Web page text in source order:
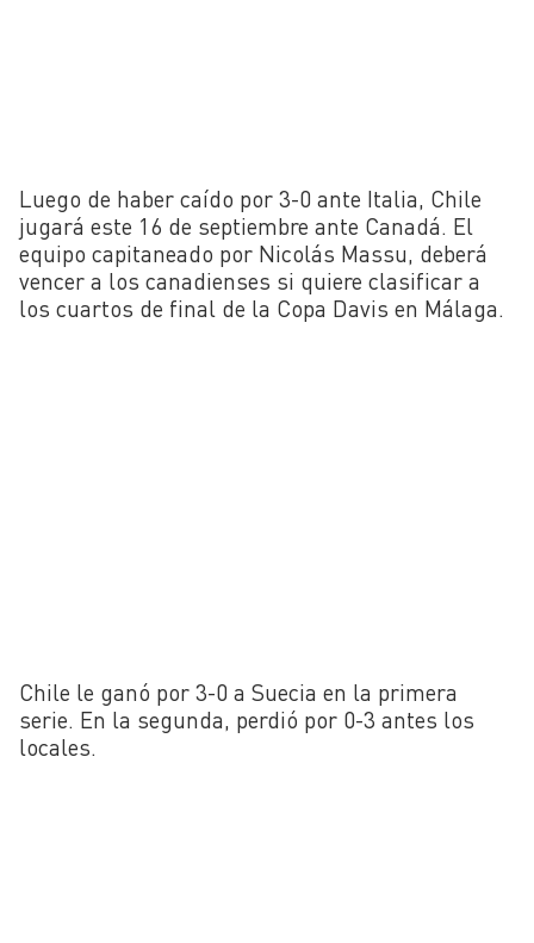
Luego de haber caído por 3-0 ante Italia, Chile
jugará este 16 de septiembre ante Canadá. El
equipo capitaneado por Nicolás Massu, deberá
vencer a los canadienses si quiere clasificar a
los cuartos de final de la Copa Davis en Málaga.
Chile le ganó por 3-0 a Suecia en la primera
serie. En la segunda, perdió por 0-3 antes los
locales.